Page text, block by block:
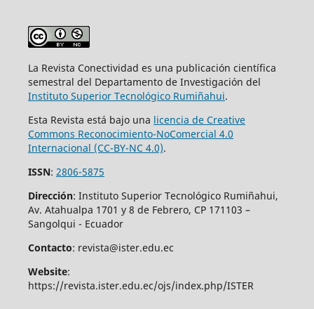
La Revista Conectividad es una publicación científica
semestral del Departamento de Investigación del
Instituto Superior Tecnológico Rumiñahui.
Esta Revista está bajo una licencia de Creative
Commons Reconocimiento-NoComercial 4.0
Internacional (CC-BY-NC 4.0).
ISSN: 2806-5875
Dirección: Instituto Superior Tecnológico Rumiñahui,
Av. Atahualpa 1701 y 8 de Febrero, CP 171103 –
Sangolqui - Ecuador
Contacto: revista@ister.edu.ec
Website:
https://revista.ister.edu.ec/ojs/index.php/ISTER